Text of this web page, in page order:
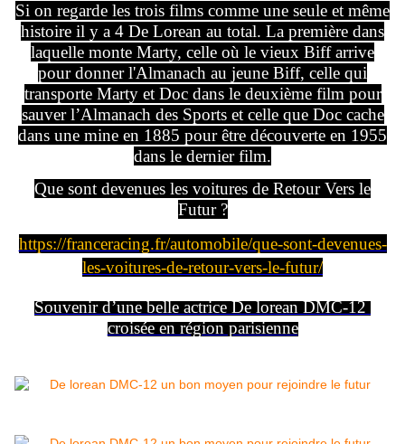
Si on regarde les trois films comme une seule et même
histoire il y a 4 De Lorean au total. La première dans
laquelle monte Marty, celle où le vieux Biff arrive
pour donner l'Almanach au jeune Biff, celle qui
transporte Marty et Doc dans le deuxième film pour
sauver l’Almanach des Sports et celle que Doc cache
dans une mine en 1885 pour être découverte en 1955
dans le dernier film.
Que sont devenues les voitures de Retour Vers le
Futur ?
https://franceracing.fr/automobile/que-sont-devenues-
les-voitures-de-retour-vers-le-futur/
Souvenir d’une belle actrice De lorean DMC-12
croisée en région parisienne